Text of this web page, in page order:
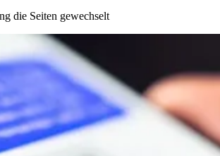
die Seiten gewechselt